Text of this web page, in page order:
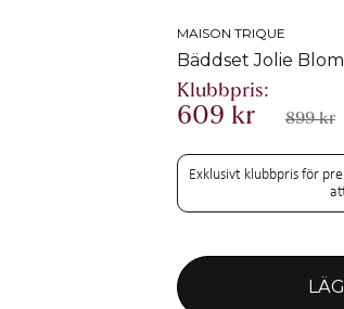
MAISON TRIQUE
Bäddset Jolie
609 kr 899 kr
Exklusivt klubbpris för